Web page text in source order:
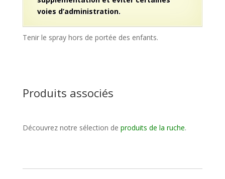
voies d’administration.
Tenir le spray hors de portée des enfants.
Produits associés
Découvrez notre sélection de produits de la ruche.